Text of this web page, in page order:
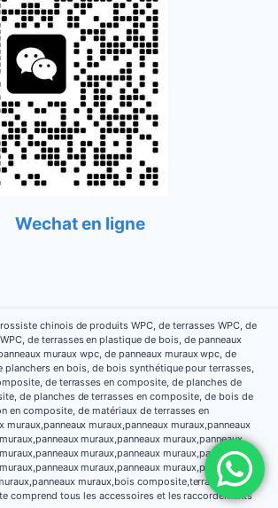
Wechat en ligne
chinois de produits WPC, de terrasses WPC, de
de terrasses en plastique de bois, de panneaux
muraux wpc, de panneaux muraux wpc, de
planchers en bois, de bois synthétique pour terrasses,
de terrasses en composite, de planches de
de planches de terrasses en composite, de bois de
en composite, de matériaux de terrasses en
muraux,panneaux muraux,panneaux muraux,panneaux
muraux,panneaux muraux,panneaux
muraux,panneaux muraux,panneaux
muraux,panneaux muraux,panneaux
muraux,bois composite,terrasse,dec
comprend tous les accessoires et les raccordements